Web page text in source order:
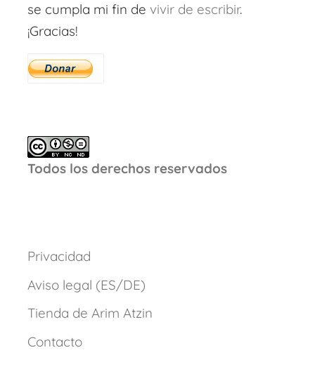
se cumpla mi fin de vivir de escribir.
¡Gracias!
Todos los derechos reservados
Privacidad
Aviso legal (ES/DE)
Tienda de Arim Atzin
Contacto